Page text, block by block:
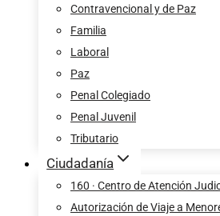
Contravencional y de Paz
Familia
Laboral
Paz
Penal Colegiado
Penal Juvenil
Tributario
Ciudadanía
160 · Centro de Atención
Autorización de Viaje a